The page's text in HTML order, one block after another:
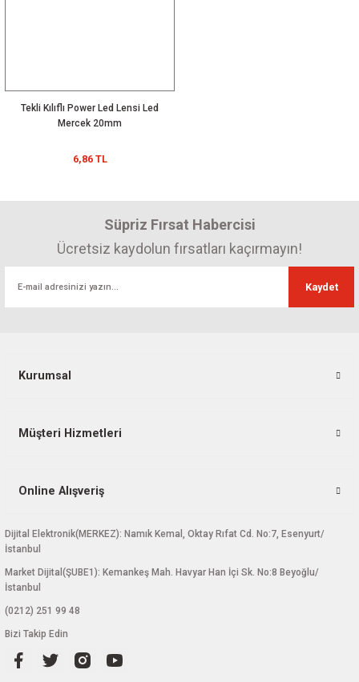
Tekli Kılıflı Power Led Lensi Led
Mercek 20mm
6,86 TL
Süpriz Fırsat Habercisi
Ücretsiz kaydolun fırsatları kaçırmayın!
Kaydet
Kurumsal
Müşteri Hizmetleri
Online Alışveriş
Dijital Elektronik(MERKEZ): Namık Kemal, Oktay Rıfat Cd. No:7, Esenyurt/
İstanbul
Market Dijital(ŞUBE1): Kemankeş Mah. Havyar Han İçi Sk. No:8 Beyoğlu/
İstanbul
(0212) 251 99 48
Bizi Takip Edin